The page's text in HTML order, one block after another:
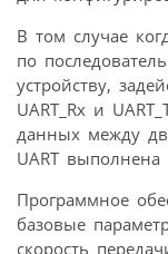
В том случае
по
устройству,
UART_Rx и
данных между
UART выполнена
Программное
базовые
скорость